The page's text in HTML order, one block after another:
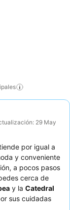
29 May
por igual a
y conveniente
a pocos pasos
cerca de
y la Catedral
sus cuidadas